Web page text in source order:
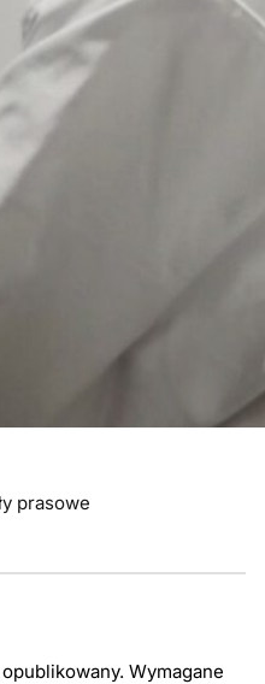
prasowe
Wymagane